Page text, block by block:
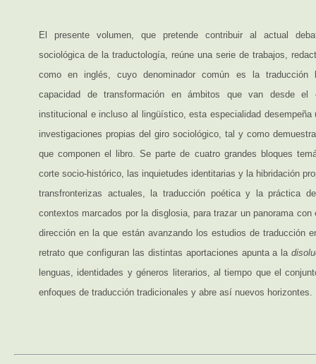
El presente volumen, que pretende contribuir al actual
sociológica de la traductología, reúne una serie de trabajos,
como en inglés, cuyo denominador común es la traducción
capacidad de transformación en ámbitos que van desde
institucional e incluso al lingüístico, esta especialidad desempeña
investigaciones propias del giro sociológico, tal y como
que componen el libro. Se parte de cuatro grandes bloques
corte socio-histórico, las inquietudes identitarias y la hibridación
transfronterizas actuales, la traducción poética y la práctica
contextos marcados por la disglosia, para trazar un panorama con
dirección en la que están avanzando los estudios de traducción
retrato que configuran las distintas aportaciones apunta a la
lenguas, identidades y géneros literarios, al tiempo que el
enfoques de traducción tradicionales y abre así nuevos horizontes.